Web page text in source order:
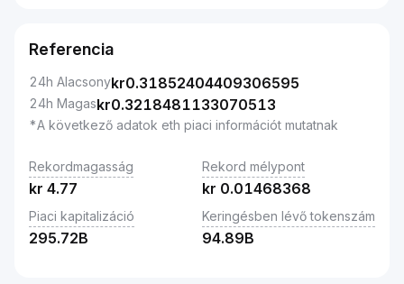
Referencia
24h Alacsonykr0.31852404409306595
24h Magaskr0.3218481133070513
*A következő adatok eth piaci információt mutatnak
Rekordmagasság
kr 4.77
Rekord mélypont
kr 0.01468368
Piaci kapitalizáció
295.72B
Keringésben lévő tokenszám
94.89B